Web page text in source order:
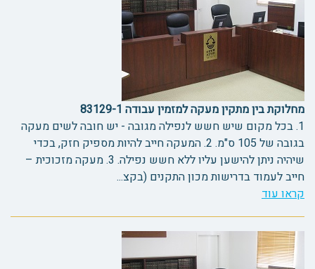
מחלוקת בין מתקין מעקה למזמין עבודה 83129-1
1. בכל מקום שיש חשש לנפילה מגובה - יש חובה לשים מעקה
בגובה של 105 ס"מ. 2. המעקה חייב להיות מספיק חזק, בכדי
שיהיה ניתן להישען עליו ללא חשש נפילה. 3. מעקה מזכוכית –
חייב לעמוד בדרישות מכון התקנים (בקצ...
קראו עוד